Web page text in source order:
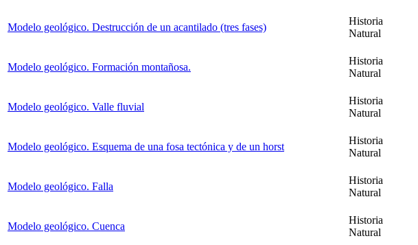
Modelo geológico. Destrucción de un acantilado (tres fases)
Historia
Natural
Modelo geológico. Formación montañosa.
Historia
Natural
Modelo geológico. Valle fluvial
Historia
Natural
Modelo geológico. Esquema de una fosa tectónica y de un horst
Historia
Natural
Modelo geológico. Falla
Historia
Natural
Modelo geológico. Cuenca
Historia
Natural